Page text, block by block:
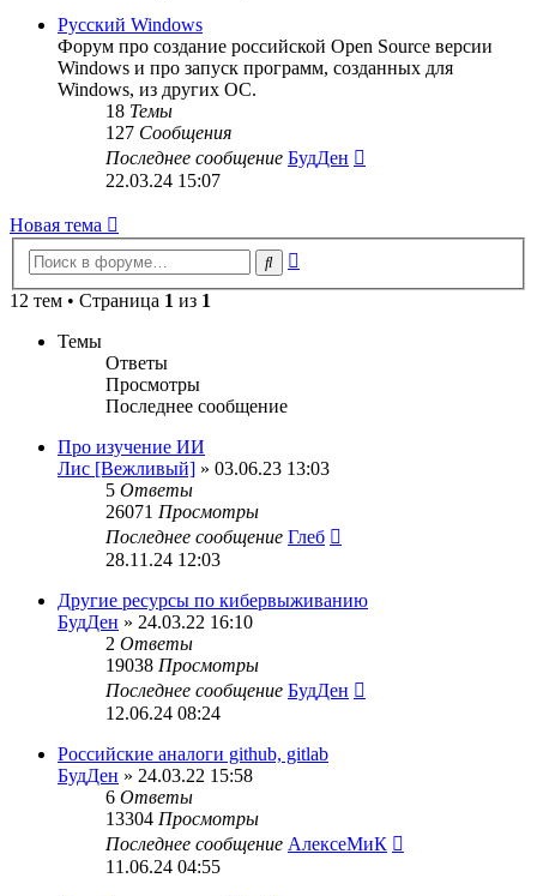
Русский Windows
Форум про создание российской Open Source версии
Windows и про запуск программ, созданных для
Windows, из других ОС.
18 Темы
127 Сообщения
Последнее сообщение БудДен
22.03.24 15:07
Новая тема
Поиск
12 тем • Страница 1 из 1
Темы
Ответы
Просмотры
Последнее сообщение
Про изучение ИИ
Лис [Вежливый] » 03.06.23 13:03
5 Ответы
26071 Просмотры
Последнее сообщение Глеб
28.11.24 12:03
Другие ресурсы по кибервыживанию
БудДен » 24.03.22 16:10
2 Ответы
19038 Просмотры
Последнее сообщение БудДен
12.06.24 08:24
Российские аналоги github, gitlab
БудДен » 24.03.22 15:58
6 Ответы
13304 Просмотры
Последнее сообщение АлексеМиК
11.06.24 04:55